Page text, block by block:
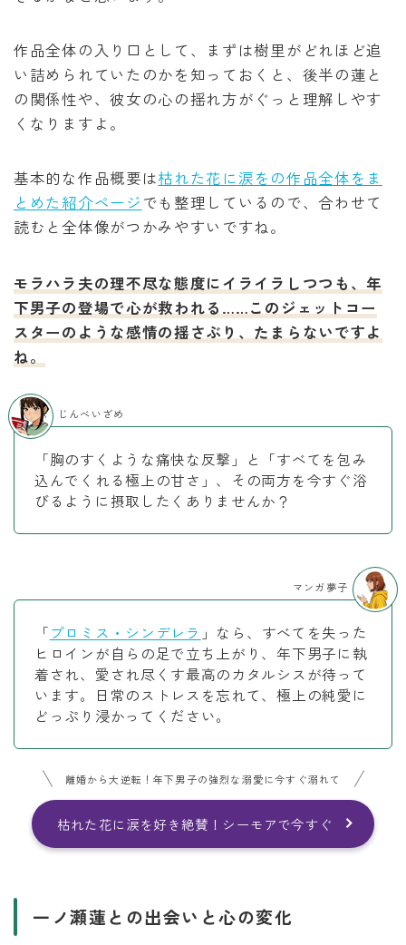
作品全体の入り口として、まずは樹里がどれほど追
い詰められていたのかを知っておくと、後半の蓮と
の関係性や、彼女の心の揺れ方がぐっと理解しやす
くなりますよ。
基本的な作品概要は枯れた花に涙をの作品全体をま
とめた紹介ページ でも整理しているので、合わせて
読むと全体像がつかみやすいですね。
モラハラ夫の理不尽な態度にイライラしつつも、年
下男子の登場で心が救われる……このジェットコー
スターのような感情の揺さぶり、たまらないですよ
ね。
「胸のすくような痛快な反撃」と「すべてを包み
込んでくれる極上の甘さ」、その両方を今すぐ浴
びるように摂取したくありませんか？
じんべいざめ
「プロミス・シンデレラ 」なら、すべてを失った
ヒロインが自らの足で立ち上がり、年下男子に執
着され、愛され尽くす最高のカタルシスが待って
います。日常のストレスを忘れて、極上の純愛に
どっぷり浸かってください。
マンガ夢子
離婚から大逆転！年下男子の強烈な溺愛に今すぐ溺れて
枯れた花に涙を好き絶賛！シーモアで今すぐ
一ノ瀬蓮との出会いと心の変化